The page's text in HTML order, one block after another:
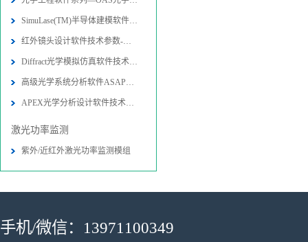
SimuLase(TM)半导体建模软件技术参
红外镜头设计软件技术参数-图片-应用
Diffract光学模拟仿真软件技术参数
高级光学系统分析软件ASAP技术参数-
APEX光学分析设计软件技术参数-图片
激光功率监测
紫外/近红外激光功率监测模组
手机/微信：13971100349